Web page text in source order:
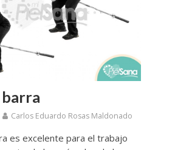
barra
Carlos Eduardo Rosas Maldonado
es excelente para el trabajo